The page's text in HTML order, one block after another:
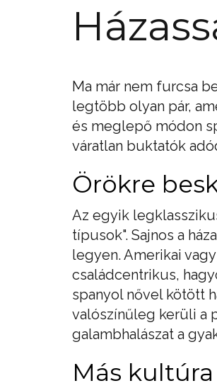
Ma már nem furcsa
legtöbb olyan pár,
és meglepő módon
váratlan buktatók
Örökre
Az egyik
típusok". Sajnos a
legyen. Amerikai
családcentrikus,
spanyol nővel kötött
valószínűleg kerüli a
galambhalászat a
Más kultúra